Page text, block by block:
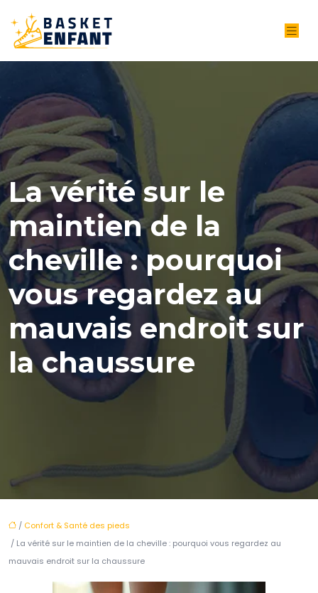
La vérité sur le
maintien de la
cheville : pourquoi
vous regardez au
mauvais endroit sur
la chaussure
/ Confort & Santé des pieds
/ La vérité sur le maintien de la cheville : pourquoi vous regardez au
mauvais endroit sur la chaussure